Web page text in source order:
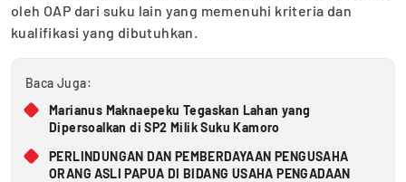
oleh OAP dari suku lain yang memenuhi kriteria dan
kualifikasi yang dibutuhkan.
Baca Juga:
Marianus Maknaepeku Tegaskan Lahan yang
Dipersoalkan di SP2 Milik Suku Kamoro
PERLINDUNGAN DAN PEMBERDAYAAN PENGUSAHA
ORANG ASLI PAPUA DI BIDANG USAHA PENGADAAN